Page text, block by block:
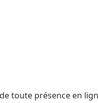
toute présence en